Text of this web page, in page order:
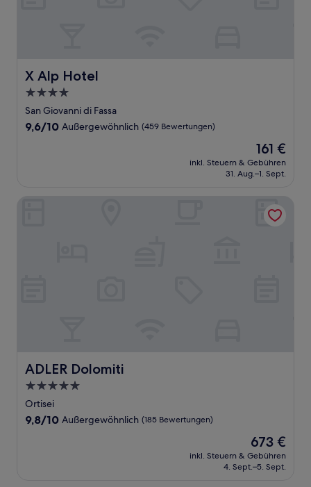
X Alp Hotel
X Alp Hotel
4.0-
Sterne-
Unterkunft
San Giovanni di Fassa
9.6
9,6/10 Außergewöhnlich (459 Bewertungen)
Der
Preis
beträgt
161 €
inkl. Steuern & Gebühren
31. Aug.–1. Sept.
ADLER Dolomiti
ADLER Dolomiti
5.0-
Sterne-
Unterkunft
Ortisei
9.8
9,8/10 Außergewöhnlich (185 Bewertungen)
Der
Preis
beträgt
673 €
inkl. Steuern & Gebühren
4. Sept.–5. Sept.